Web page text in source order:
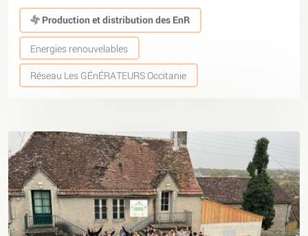
Production et distribution des EnR
Energies renouvelables
Réseau Les GÉnÉRATEURS Occitanie